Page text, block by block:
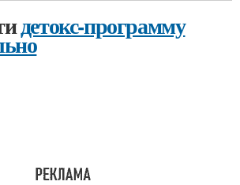
детокс-программу